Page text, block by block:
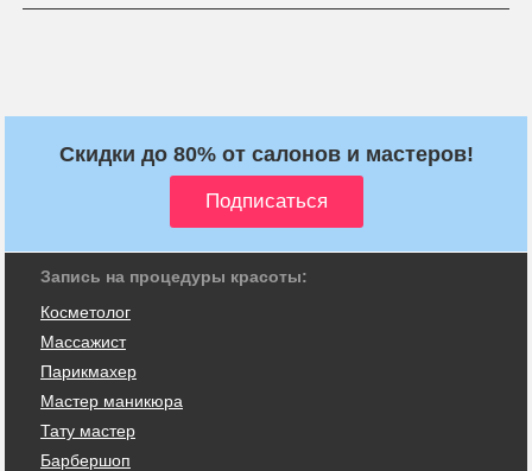
Скидки до 80% от салонов и мастеров!
Запись на процедуры красоты:
Косметолог
Массажист
Парикмахер
Мастер маникюра
Тату мастер
Барбершоп